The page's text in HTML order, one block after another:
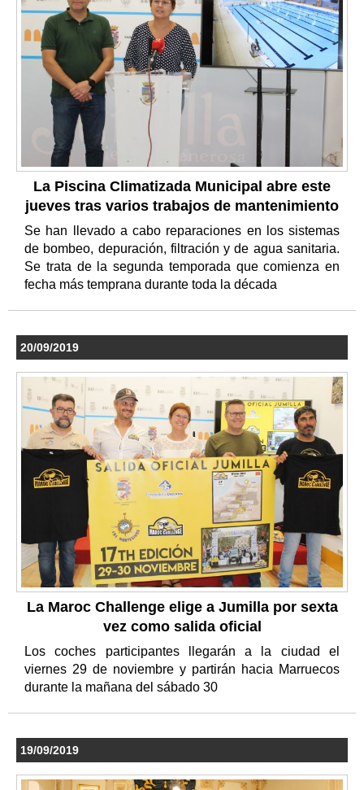
La Piscina Climatizada Municipal abre este
jueves tras varios trabajos de mantenimiento
Se han llevado a cabo reparaciones en los sistemas
de bombeo, depuración, filtración y de agua sanitaria.
Se trata de la segunda temporada que comienza en
fecha más temprana durante toda la década
20/09/2019
La Maroc Challenge elige a Jumilla por sexta
vez como salida oficial
Los coches participantes llegarán a la ciudad el
viernes 29 de noviembre y partirán hacia Marruecos
durante la mañana del sábado 30
19/09/2019